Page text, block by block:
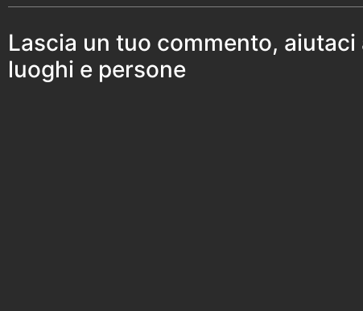
Lascia un tuo commento,
luoghi e persone